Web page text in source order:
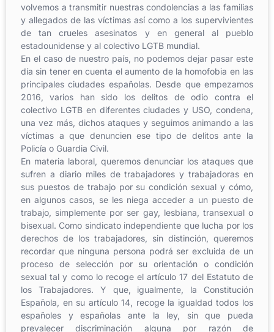
volvemos a transmitir nuestras condolencias a las familias
y allegados de las víctimas así como a los supervivientes
de tan crueles asesinatos y en general al pueblo
estadounidense y al colectivo LGTB mundial.
En el caso de nuestro país, no podemos dejar pasar este
día sin tener en cuenta el aumento de la homofobia en las
principales ciudades españolas. Desde que empezamos
2016, varios han sido los delitos de odio contra el
colectivo LGTB en diferentes ciudades y USO, condena,
una vez más, dichos ataques y seguimos animando a las
víctimas a que denuncien ese tipo de delitos ante la
Policía o Guardia Civil.
En materia laboral, queremos denunciar los ataques que
sufren a diario miles de trabajadores y trabajadoras en
sus puestos de trabajo por su condición sexual y cómo,
en algunos casos, se les niega acceder a un puesto de
trabajo, simplemente por ser gay, lesbiana, transexual o
bisexual. Como sindicato independiente que lucha por los
derechos de los trabajadores, sin distinción, queremos
recordar que ninguna persona podrá ser excluida de un
proceso de selección por su orientación o condición
sexual tal y como lo recoge el artículo 17 del Estatuto de
los Trabajadores. Y que, igualmente, la Constitución
Española, en su artículo 14, recoge la igualdad todos los
españoles y españolas ante la ley, sin que pueda
prevalecer discriminación alguna por razón de